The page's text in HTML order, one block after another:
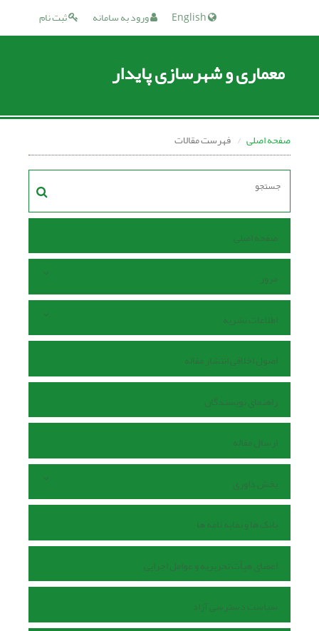
ثبت نام ورود به سامانه
معماری و شهرسازی پایدار
صفحه اصلی فهرست مقالات
صفحه اصلی
مرور
اطلاعات نشریه
اصول اخلاقی انتشار مقاله
راهنمای نویسندگان
ارسال مقاله
بخش داوری
بانک ها و نمایه نامه ها
اعضای هیأت تحریریه و عوامل اجرایی
سیاست دسترسی آزاد